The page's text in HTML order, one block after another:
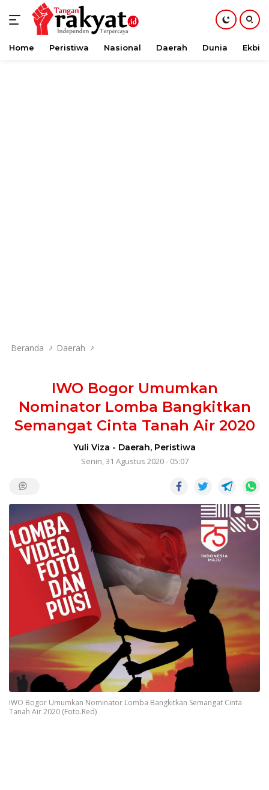
Langsung
Home Peristiwa Nasional Daerah Dunia Ekbis
Beranda Daerah
IWO Bogor Umumkan
Nominator Lomba Bangkitkan
Semangat Cinta Tanah Air 2020
Yuli Viza - Daerah, Peristiwa
Senin, 31 Agustus 2020 - 05:07
IWO Bogor Umumkan Nominator Lomba Bangkitkan Semangat Cinta
Tanah Air 2020 (Foto.Red)